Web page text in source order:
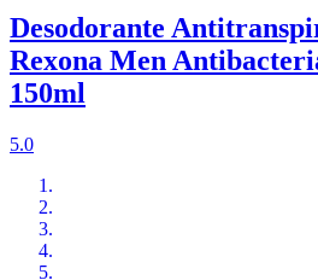
Desodorante
Rexona Men
150ml
5.0